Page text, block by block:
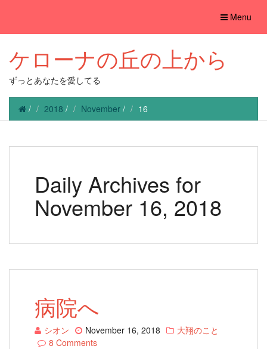
Toggle
Menu
ケローナの丘の上から
ずっとあなたを愛してる
/ 2018 / November / 16
Daily Archives for
November 16, 2018
病院へ
シオン November 16, 2018
大翔のこと
8 Comments